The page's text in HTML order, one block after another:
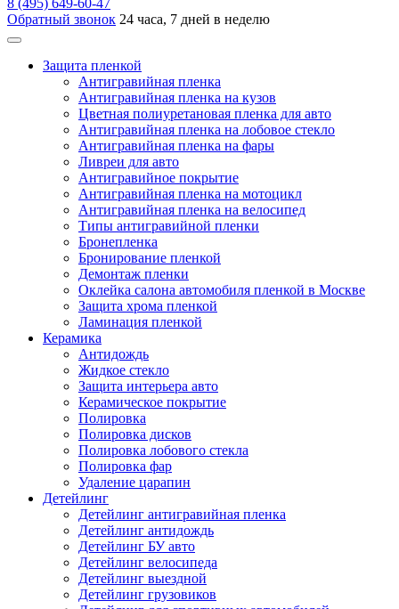
8 (495) 649-60-47
Обратный звонок 24 часа, 7 дней в неделю
Защита пленкой
Антигравийная пленка
Антигравийная пленка на кузов
Цветная полиуретановая пленка для авто
Антигравийная пленка на лобовое стекло
Антигравийная пленка на фары
Ливреи для авто
Антигравийное покрытие
Антигравийная пленка на мотоцикл
Антигравийная пленка на велосипед
Типы антигравийной пленки
Бронепленка
Бронирование пленкой
Демонтаж пленки
Оклейка салона автомобиля пленкой в Москве
Защита хрома пленкой
Ламинация пленкой
Керамика
Антидождь
Жидкое стекло
Защита интерьера авто
Керамическое покрытие
Полировка
Полировка дисков
Полировка лобового стекла
Полировка фар
Удаление царапин
Детейлинг
Детейлинг антигравийная пленка
Детейлинг антидождь
Детейлинг БУ авто
Детейлинг велосипеда
Детейлинг выездной
Детейлинг грузовиков